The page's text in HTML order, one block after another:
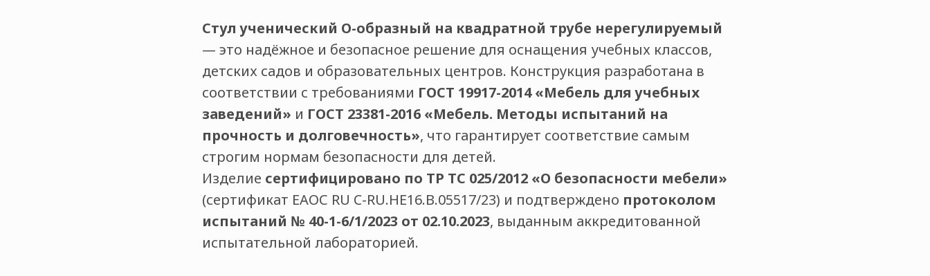
Стул ученический О-образный на квадратной трубе нерегулируемый
— это надёжное и безопасное решение для оснащения учебных классов,
детских садов и образовательных центров. Конструкция разработана в
соответствии с требованиями ГОСТ 19917-2014 «Мебель для учебных
заведений» и ГОСТ 23381-2016 «Мебель. Методы испытаний на
прочность и долговечность», что гарантирует соответствие самым
строгим нормам безопасности для детей.
Изделие сертифицировано по ТР ТС 025/2012 «О безопасности мебели»
(сертификат ЕАОС RU C-RU.HE16.B.05517/23) и подтверждено протоколом
испытаний № 40-1-6/1/2023 от 02.10.2023, выданным аккредитованной
испытательной лабораторией.